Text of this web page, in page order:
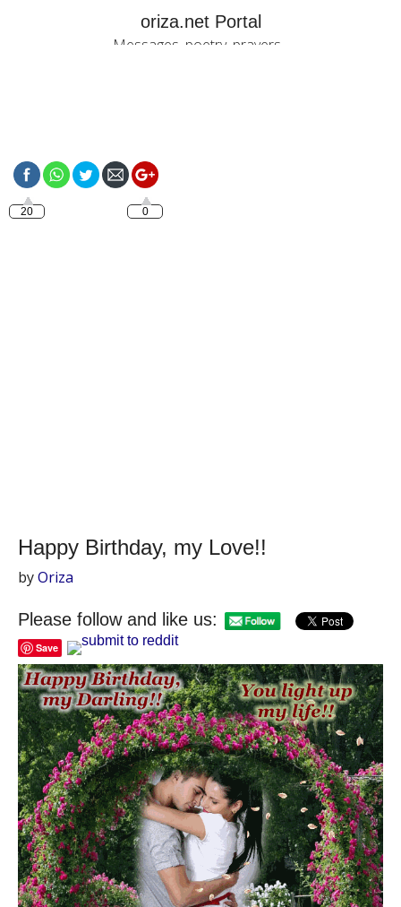
oriza.net Portal
Messages, poetry, prayers...
Happy Birthday, my Love!!
byOriza
Please follow and like us:
Save
20 0